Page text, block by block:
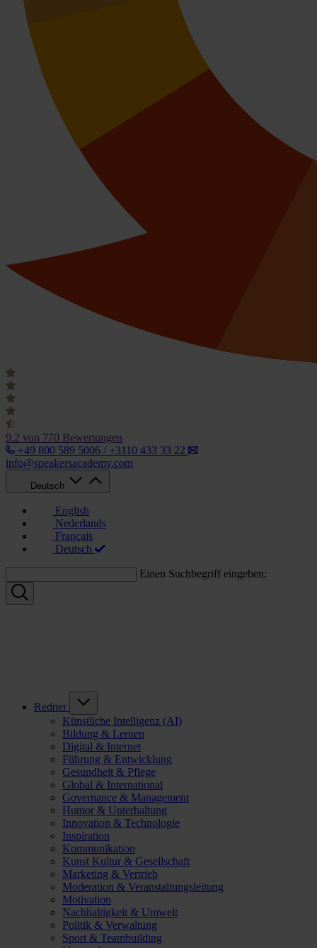
9.2 von 770 Bewertungen
+49 800 589 5006 / +3110 433 33 22
info@speakersacademy.com
Deutsch
English
Nederlands
Français
Deutsch
Einen Suchbegriff eingeben:
Redner
Künstliche Intelligenz (AI)
Bildung & Lernen
Digital & Internet
Führung & Entwicklung
Gesundheit & Pflege
Global & International
Governance & Management
Humor & Unterhaltung
Innovation & Technologie
Inspiration
Kommunikation
Kunst Kultur & Gesellschaft
Marketing & Vertrieb
Moderation & Veranstaltungsleitung
Motivation
Nachhaltigkeit & Umwelt
Politik & Verwaltung
Sport & Teambuilding